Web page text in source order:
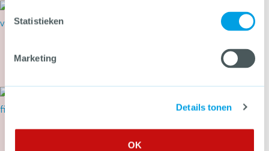
Statistieken
Marketing
Details tonen
OK
Cyberbeveiligingswet vanaf 15
augustus van kracht: wat kun je
Tweede Kamer stemt in met
witwassen